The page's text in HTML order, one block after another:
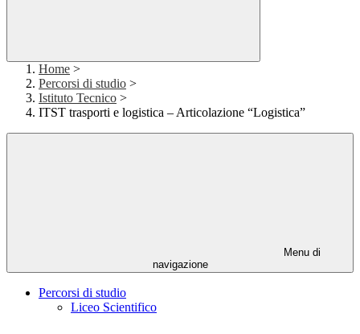
Home >
Percorsi di studio >
Istituto Tecnico >
ITST trasporti e logistica – Articolazione “Logistica”
Menu di
navigazione
Percorsi di studio
Liceo Scientifico